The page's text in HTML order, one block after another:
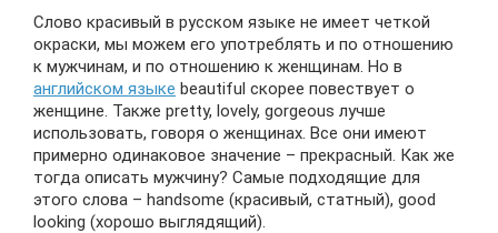
Слово красивый в русском языке не имеет четкой
окраски, мы можем его употреблять и по отношению
к мужчинам, и по отношению к женщинам. Но в
английском языке beautiful скорее повествует о
женщине. Также pretty, lovely, gorgeous лучше
использовать, говоря о женщинах. Все они имеют
примерно одинаковое значение – прекрасный. Как же
тогда описать мужчину? Самые подходящие для
этого слова – handsome (красивый, статный), good
looking (хорошо выглядящий).